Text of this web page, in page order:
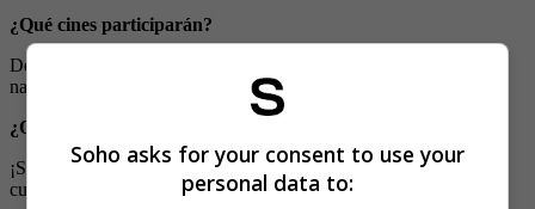
¿Qué cines participarán?
Detallan que serán todas las salas, en todos los cines a nivel
nacional.
¿Qué películas se podrán ver?
¡Se podrán ver todas! El público podrá comprar boletería para
cualquiera de las películas que estén disponibles en cartelera.
Soho asks for your consent to use your
personal data to: